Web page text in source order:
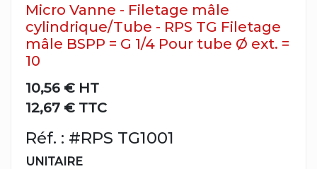
Micro Vanne - Filetage mâle
cylindrique/Tube - RPS TG Filetage
mâle BSPP = G 1/4 Pour tube Ø ext. =
10
10,56 € HT
12,67 € TTC
Réf. : #RPS TG1001
UNITAIRE